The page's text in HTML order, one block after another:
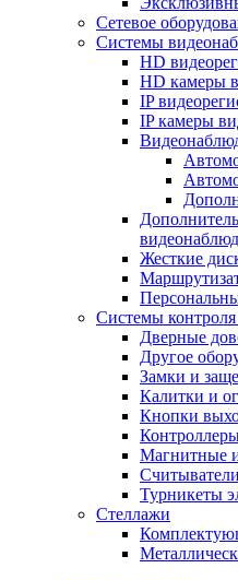
Сетевое
Системы
HD
HD камеры
IP
IP камеры
Жесткие
Системы
Дверные
Другое
Замки и
Калитки и
Кнопки
Магнитные
Турникеты
Стеллажи